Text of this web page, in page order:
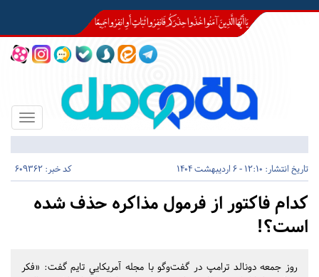
Toggle
تاریخ انتشار: 12:10 - 6 اردیبهشت 1404 کد خبر: 609362
کدام فاکتور از فرمول مذاکره حذف شده
است؟!
روز جمعه دونالد ترامپ در گفت‌و‌گو با مجله آمریکایي تایم گفت‌: «‌فکر